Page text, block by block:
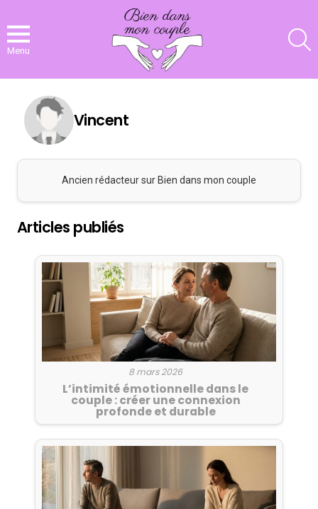
Menu
Vincent
Ancien rédacteur sur Bien dans mon couple
Articles publiés
8 mars 2026
L’intimité émotionnelle dans le
couple : créer une connexion
profonde et durable